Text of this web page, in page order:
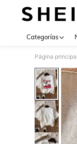
Categorías
Página principal